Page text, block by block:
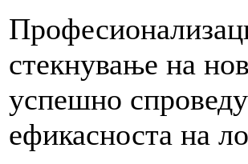
стекнување на
успешно
ефикасноста на